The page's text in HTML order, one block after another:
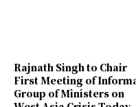
Rajnath Singh to Chair
First Meeting of
Group of Ministers on